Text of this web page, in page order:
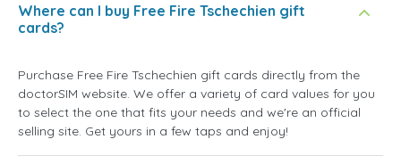
Where can I buy Free Fire Tschechien gift
cards?
Purchase Free Fire Tschechien gift cards directly from the
doctorSIM website. We offer a variety of card values for you
to select the one that fits your needs and we're an official
selling site. Get yours in a few taps and enjoy!